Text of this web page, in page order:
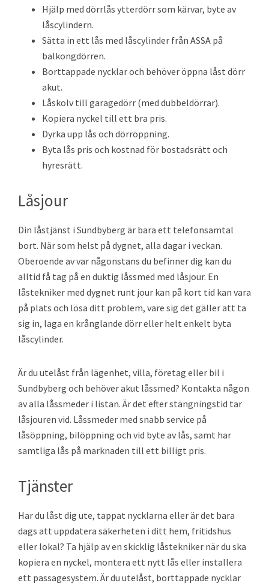
Hjälp med dörrlås ytterdörr som kärvar, byte av
låscylindern.
Sätta in ett lås med låscylinder från ASSA på
balkongdörren.
Borttappade nycklar och behöver öppna låst dörr
akut.
Låskolv till garagedörr (med dubbeldörrar).
Kopiera nyckel till ett bra pris.
Dyrka upp lås och dörröppning.
Byta lås pris och kostnad för bostadsrätt och
hyresrätt.
Låsjour
Din låstjänst i Sundbyberg är bara ett telefonsamtal
bort. När som helst på dygnet, alla dagar i veckan.
Oberoende av var någonstans du befinner dig kan du
alltid få tag på en duktig låssmed med låsjour. En
låstekniker med dygnet runt jour kan på kort tid kan vara
på plats och lösa ditt problem, vare sig det gäller att ta
sig in, laga en krånglande dörr eller helt enkelt byta
låscylinder.
Är du utelåst från lägenhet, villa, företag eller bil i
Sundbyberg och behöver akut låssmed? Kontakta någon
av alla låssmeder i listan. Är det efter stängningstid tar
låsjouren vid. Låssmeder med snabb service på
låsöppning, bilöppning och vid byte av lås, samt har
samtliga lås på marknaden till ett billigt pris.
Tjänster
Har du låst dig ute, tappat nycklarna eller är det bara
dags att uppdatera säkerheten i ditt hem, fritidshus
eller lokal? Ta hjälp av en skicklig låstekniker när du ska
kopiera en nyckel, montera ett nytt lås eller installera
ett passagesystem. Är du utelåst, borttappade nycklar